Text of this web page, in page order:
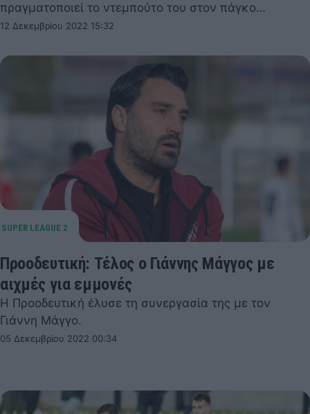
πραγματοποιεί το ντεμπούτο του στον πάγκο…
12 Δεκεμβρίου 2022 15:32
Προοδευτική: Τέλος ο Γιάννης Μάγγος με
αιχμές για εμμονές
Η Προοδευτική έλυσε τη συνεργασία της με τον
Γιάννη Μάγγο.
05 Δεκεμβρίου 2022 00:34